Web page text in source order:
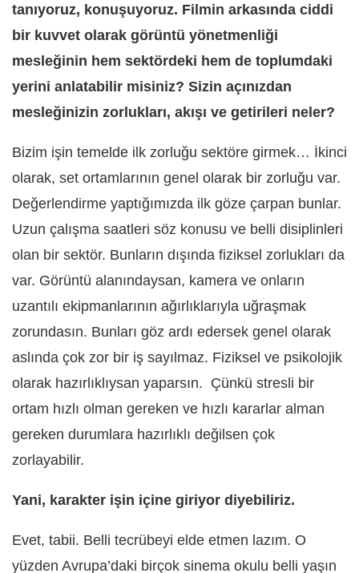
tanıyoruz, konuşuyoruz. Filmin arkasında ciddi
bir kuvvet olarak görüntü yönetmenliği
mesleğinin hem sektördeki hem de toplumdaki
yerini anlatabilir misiniz? Sizin açınızdan
mesleğinizin zorlukları, akışı ve getirileri neler?
Bizim işin temelde ilk zorluğu sektöre girmek… İkinci
olarak, set ortamlarının genel olarak bir zorluğu var.
Değerlendirme yaptığımızda ilk göze çarpan bunlar.
Uzun çalışma saatleri söz konusu ve belli disiplinleri
olan bir sektör. Bunların dışında fiziksel zorlukları da
var. Görüntü alanındaysan, kamera ve onların
uzantılı ekipmanlarının ağırlıklarıyla uğraşmak
zorundasın. Bunları göz ardı edersek genel olarak
aslında çok zor bir iş sayılmaz. Fiziksel ve psikolojik
olarak hazırlıklıysan yaparsın. Çünkü stresli bir
ortam hızlı olman gereken ve hızlı kararlar alman
gereken durumlara hazırlıklı değilsen çok
zorlayabilir.
Yani, karakter işin içine giriyor diyebiliriz.
Evet, tabii. Belli tecrübeyi elde etmen lazım. O
yüzden Avrupa’daki birçok sinema okulu belli yaşın